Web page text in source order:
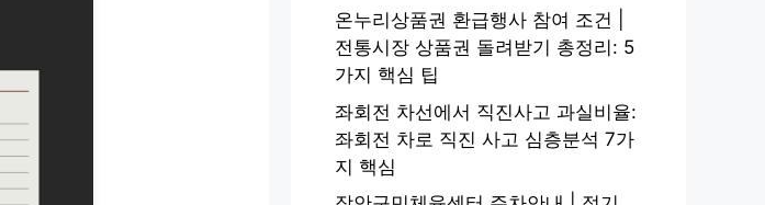
온누리상품권 환급행사 참여 조건 |
전통시장 상품권 돌려받기 총정리: 5
가지 핵심 팁
좌회전 차선에서 직진사고 과실비율:
좌회전 차로 직진 사고 심층분석 7가
지 핵심